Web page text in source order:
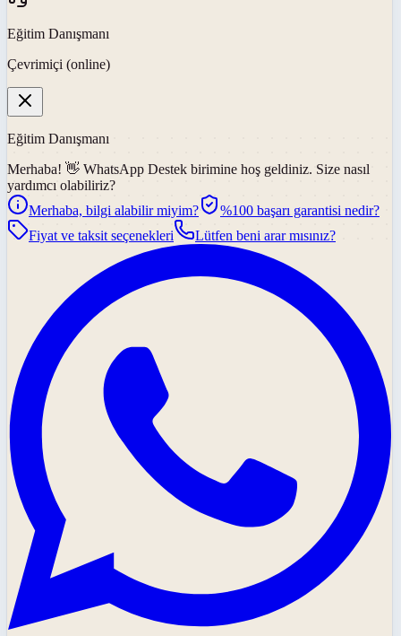
Eğitim Danışmanı
Çevrimiçi (online)
Eğitim Danışmanı
Merhaba! 👋 WhatsApp Destek birimine hoş geldiniz. Size nasıl
yardımcı olabiliriz?
Merhaba, bilgi alabilir miyim?
%100 başarı garantisi nedir?
Fiyat ve taksit seçenekleri
Lütfen beni arar mısınız?